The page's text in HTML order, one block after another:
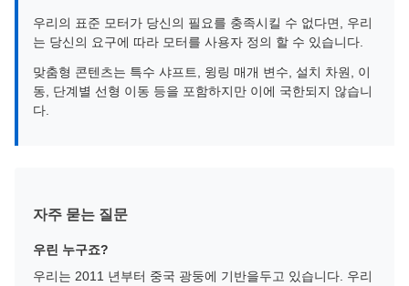
우리의 표준 모터가 당신의 필요를 충족시킬 수 없다면, 우리
는 당신의 요구에 따라 모터를 사용자 정의 할 수 있습니다.
맞춤형 콘텐츠는 특수 샤프트, 윙링 매개 변수, 설치 차원, 이
동, 단계별 선형 이동 등을 포함하지만 이에 국한되지 않습니
다.
자주 묻는 질문
우린 누구죠?
우리는 2011 년부터 중국 광둥에 기반을두고 있습니다. 우리